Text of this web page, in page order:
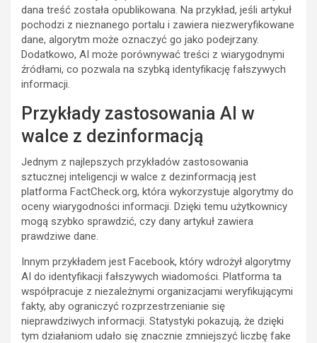
dana treść została opublikowana. Na przykład, jeśli artykuł
pochodzi z nieznanego portalu i zawiera niezweryfikowane
dane, algorytm może oznaczyć go jako podejrzany.
Dodatkowo, AI może porównywać treści z wiarygodnymi
źródłami, co pozwala na szybką identyfikację fałszywych
informacji.
Przykłady zastosowania AI w
walce z dezinformacją
Jednym z najlepszych przykładów zastosowania
sztucznej inteligencji w walce z dezinformacją jest
platforma FactCheck.org, która wykorzystuje algorytmy do
oceny wiarygodności informacji. Dzięki temu użytkownicy
mogą szybko sprawdzić, czy dany artykuł zawiera
prawdziwe dane.
Innym przykładem jest Facebook, który wdrożył algorytmy
AI do identyfikacji fałszywych wiadomości. Platforma ta
współpracuje z niezależnymi organizacjami weryfikującymi
fakty, aby ograniczyć rozprzestrzenianie się
nieprawdziwych informacji. Statystyki pokazują, że dzięki
tym działaniom udało się znacznie zmniejszyć liczbę fake